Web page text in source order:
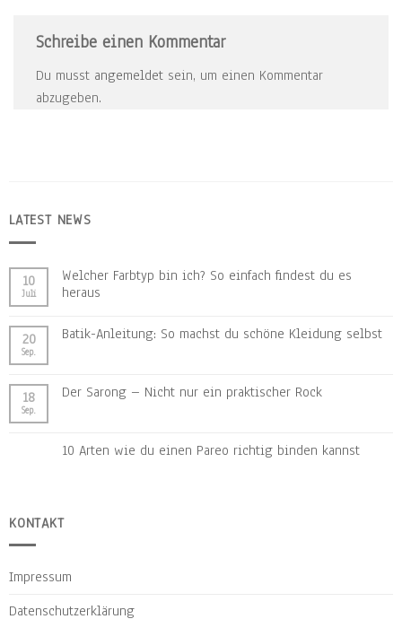
Schreibe einen Kommentar
Du musst angemeldet sein, um einen Kommentar
abzugeben.
LATEST NEWS
10
Juli
Welcher Farbtyp bin ich? So einfach findest du es
heraus
20
Sep.
Batik-Anleitung: So machst du schöne Kleidung selbst
18
Sep.
Der Sarong – Nicht nur ein praktischer Rock
10 Arten wie du einen Pareo richtig binden kannst
KONTAKT
Impressum
Datenschutzerklärung